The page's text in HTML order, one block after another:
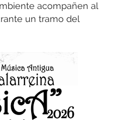
acompañen al
un tramo del